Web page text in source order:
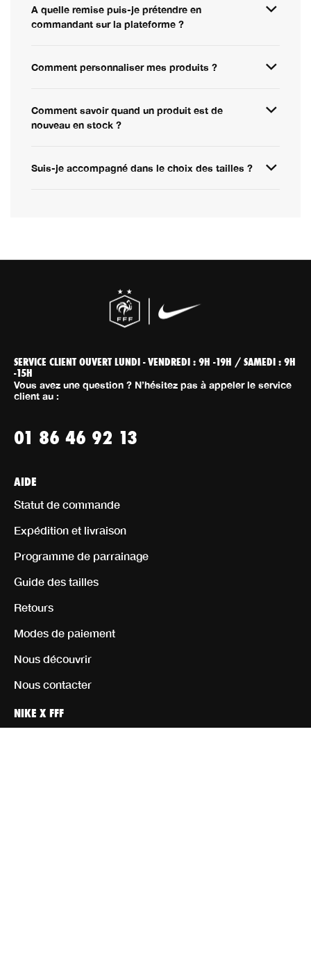
A quelle remise puis-je prétendre en
commandant sur la plateforme ?
Comment personnaliser mes produits ?
Comment savoir quand un produit est de
nouveau en stock ?
Suis-je accompagné dans le choix des tailles ?
SERVICE CLIENT OUVERT LUNDI - VENDREDI : 9H -19H / SAMEDI : 9H
-15H
Vous avez une question ? N’hésitez pas à appeler le service
client au :
01 86 46 92 13
AIDE
Statut de commande
Expédition et livraison
Programme de parrainage
Guide des tailles
Retours
Modes de paiement
Nous découvrir
Nous contacter
NIKE X FFF